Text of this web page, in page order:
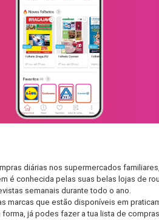
diárias nos supermercados
conhecida pelas suas belas lojas de
semanais durante todo o ano.
que estão disponíveis em
já podes fazer a tua lista de